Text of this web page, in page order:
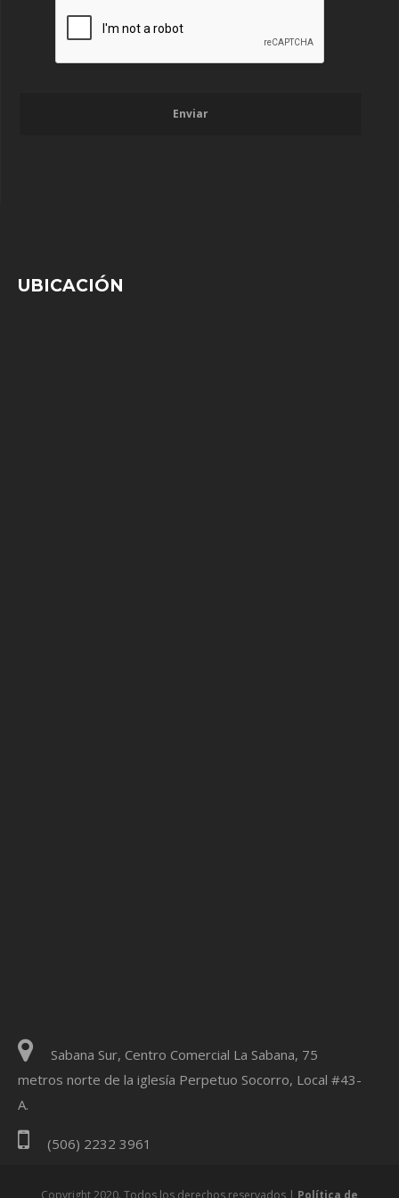
Enviar
UBICACIÓN
Sabana Sur, Centro Comercial La Sabana, 75
metros norte de la iglesía Perpetuo Socorro, Local #43-
A.
(506) 2232 3961
Copyright 2020. Todos los derechos reservados | Política de